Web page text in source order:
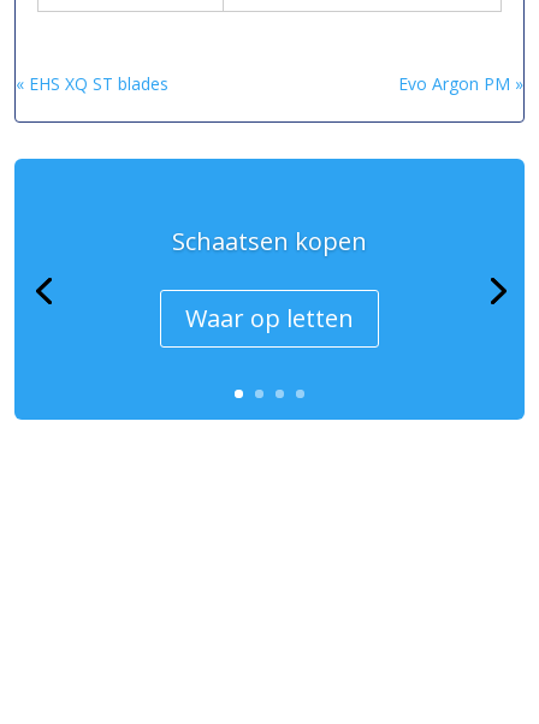
« EHS XQ ST blades Evo Argon PM »
Schaatsen kopen
Waar op letten